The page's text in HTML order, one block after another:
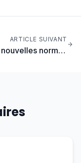
ARTICLE SUIVANT
normes